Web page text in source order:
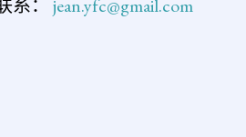
系： jean.yfc@gmail.com